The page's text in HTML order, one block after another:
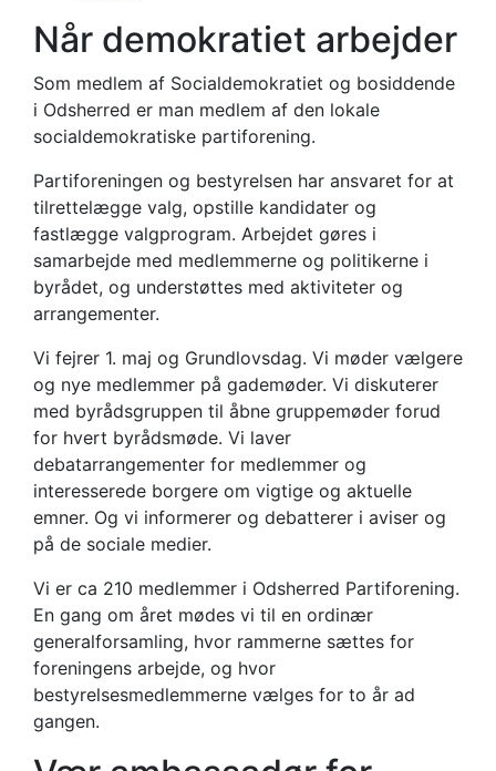
Partiforeningen
Når demokratiet arbejder
Som medlem af Socialdemokratiet og bosiddende
i Odsherred er man medlem af den lokale
socialdemokratiske partiforening.
Partiforeningen og bestyrelsen har ansvaret for at
tilrettelægge valg, opstille kandidater og
fastlægge valgprogram. Arbejdet gøres i
samarbejde med medlemmerne og politikerne i
byrådet, og understøttes med aktiviteter og
arrangementer.
Vi fejrer 1. maj og Grundlovsdag. Vi møder vælgere
og nye medlemmer på gademøder. Vi diskuterer
med byrådsgruppen til åbne gruppemøder forud
for hvert byrådsmøde. Vi laver
debatarrangementer for medlemmer og
interesserede borgere om vigtige og aktuelle
emner. Og vi informerer og debatterer i aviser og
på de sociale medier.
Vi er ca 210 medlemmer i Odsherred Partiforening.
En gang om året mødes vi til en ordinær
generalforsamling, hvor rammerne sættes for
foreningens arbejde, og hvor
bestyrelsesmedlemmerne vælges for to år ad
gangen.